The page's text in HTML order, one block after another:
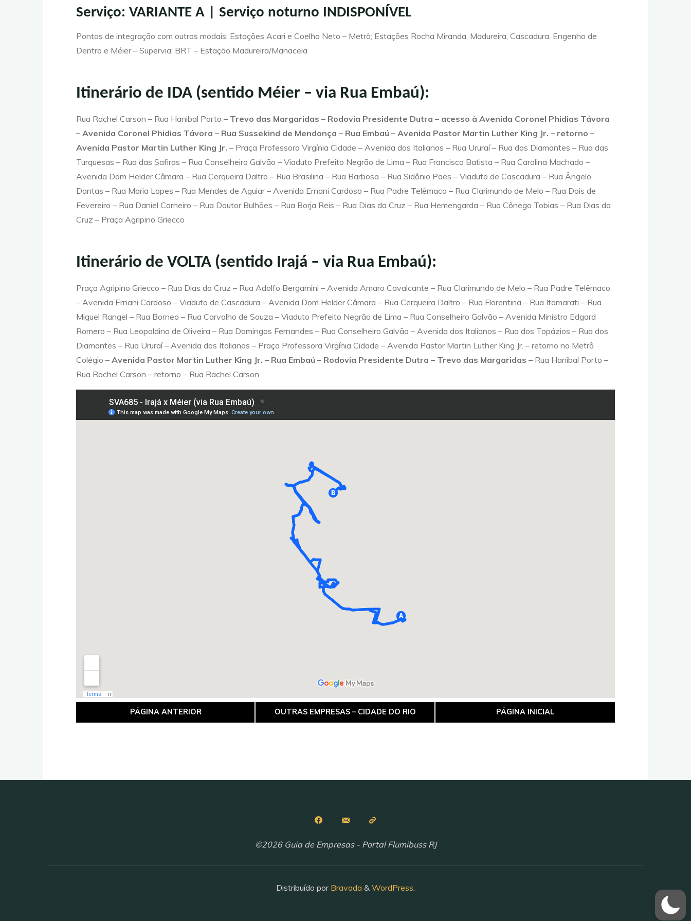
Serviço: VARIANTE A | Serviço noturno INDISPONÍVEL
Pontos de integração com outros modais: Estações Acari e Coelho Neto – Metrô; Estações Rocha Miranda, Madureira, Cascadura, Engenho de
Dentro e Méier – Supervia; BRT – Estação Madureira/Manaceia
Itinerário de IDA (sentido Méier – via Rua Embaú):
Rua Rachel Carson – Rua Hanibal Porto – Trevo das Margaridas – Rodovia Presidente Dutra – acesso à Avenida Coronel Phidias Távora
– Avenida Coronel Phidias Távora – Rua Sussekind de Mendonça – Rua Embaú – Avenida Pastor Martin Luther King Jr. – retorno –
Avenida Pastor Martin Luther King Jr. – Praça Professora Virgínia Cidade – Avenida dos Italianos – Rua Ururaí – Rua dos Diamantes – Rua das
Turquesas – Rua das Safiras – Rua Conselheiro Galvão – Viaduto Prefeito Negrão de Lima – Rua Francisco Batista – Rua Carolina Machado –
Avenida Dom Helder Câmara – Rua Cerqueira Daltro – Rua Brasilina – Rua Barbosa – Rua Sidônio Paes – Viaduto de Cascadura – Rua Ângelo
Dantas – Rua Maria Lopes – Rua Mendes de Aguiar – Avenida Ernani Cardoso – Rua Padre Telêmaco – Rua Clarimundo de Melo – Rua Dois de
Fevereiro – Rua Daniel Carneiro – Rua Doutor Bulhões – Rua Borja Reis – Rua Dias da Cruz – Rua Hemengarda – Rua Cônego Tobias – Rua Dias da
Cruz – Praça Agripino Griecco
Itinerário de VOLTA (sentido Irajá – via Rua Embaú):
Praça Agripino Griecco – Rua Dias da Cruz – Rua Adolfo Bergamini – Avenida Amaro Cavalcante – Rua Clarimundo de Melo – Rua Padre Telêmaco
– Avenida Ernani Cardoso – Viaduto de Cascadura – Avenida Dom Helder Câmara – Rua Cerqueira Daltro – Rua Florentina – Rua Itamarati – Rua
Miguel Rangel – Rua Borneo – Rua Carvalho de Souza – Viaduto Prefeito Negrão de Lima – Rua Conselheiro Galvão – Avenida Ministro Edgard
Romero – Rua Leopoldino de Oliveira – Rua Domingos Fernandes – Rua Conselheiro Galvão – Avenida dos Italianos – Rua dos Topázios – Rua dos
Diamantes – Rua Ururaí – Avenida dos Italianos – Praça Professora Virgínia Cidade – Avenida Pastor Martin Luther King Jr. – retorno no Metrô
Colégio – Avenida Pastor Martin Luther King Jr. – Rua Embaú – Rodovia Presidente Dutra – Trevo das Margaridas – Rua Hanibal Porto –
Rua Rachel Carson – retorno – Rua Rachel Carson
PÁGINA ANTERIOR OUTRAS EMPRESAS – CIDADE DO RIO PÁGINA INICIAL
©2026 Guia de Empresas - Portal Flumibuss RJ
Distribuído porBravada & WordPress.